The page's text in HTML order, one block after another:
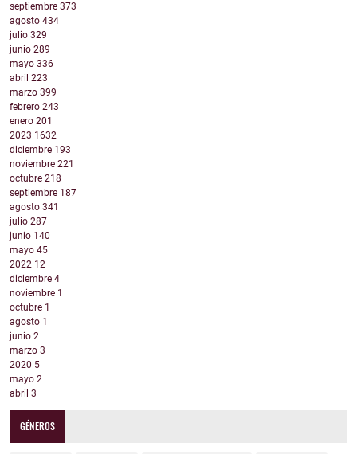
septiembre 373
agosto 434
julio 329
junio 289
mayo 336
abril 223
marzo 399
febrero 243
enero 201
2023 1632
diciembre 193
noviembre 221
octubre 218
septiembre 187
agosto 341
julio 287
junio 140
mayo 45
2022 12
diciembre 4
noviembre 1
octubre 1
agosto 1
junio 2
marzo 3
2020 5
mayo 2
abril 3
GÉNEROS